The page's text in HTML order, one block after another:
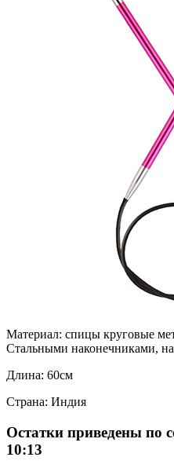
Материал: спицы круговые
Стальными наконечниками, на
Длина: 60см
Страна: Индия
Остатки приведены по
10:13